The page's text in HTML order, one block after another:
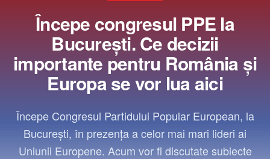
Contact
Începe congresul PPE la
București. Ce decizii
importante pentru România și
Europa se vor lua aici
Începe Congresul Partidului Popular European, la
București, în prezența a celor mai mari lideri ai
Uniunii Europene. Acum vor fi discutate subiecte